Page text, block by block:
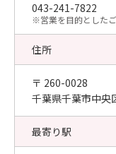
043-241-7822
​※営業を目的とした
住所
〒 260-0028
千葉県千葉市中央
最寄り駅